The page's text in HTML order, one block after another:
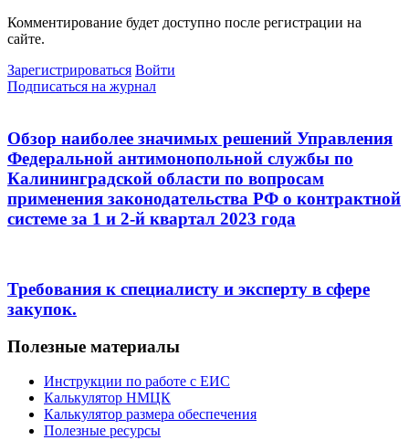
Комментирование будет доступно после регистрации на
сайте.
Зарегистрироваться Войти
Подписаться на журнал
Обзор наиболее значимых решений Управления
Федеральной антимонопольной службы по
Калининградской области по вопросам
применения законодательства РФ о контрактной
системе за 1 и 2-й квартал 2023 года
Требования к специалисту и эксперту в сфере
закупок.
Полезные материалы
Инструкции по работе с ЕИС
Калькулятор НМЦК
Калькулятор размера обеспечения
Полезные ресурсы